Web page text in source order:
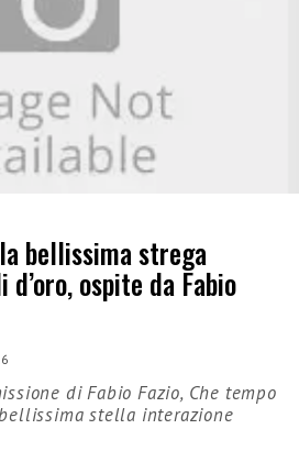
bellissima strega
ospite da Fabio
di Fabio Fazio, Che tempo
stella interazione